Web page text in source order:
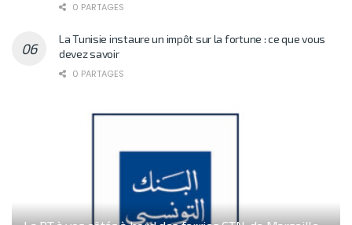
0 PARTAGES
La Tunisie instaure un impôt sur la fortune : ce que vous
devez savoir
0 PARTAGES